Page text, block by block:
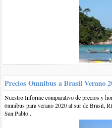
muchas playas tranquilas,
alejadas como el caso de
accede en barco y podría
la idea es una playa para
combinación entre belleza
ser la Prainha, por la
0 6-ene-2019
Precios Omnibus a Brasil Verano
Nuestro Informe comparativo de precios y
ómnibus para verano 2020 al sur de Brasil,
San Pablo...